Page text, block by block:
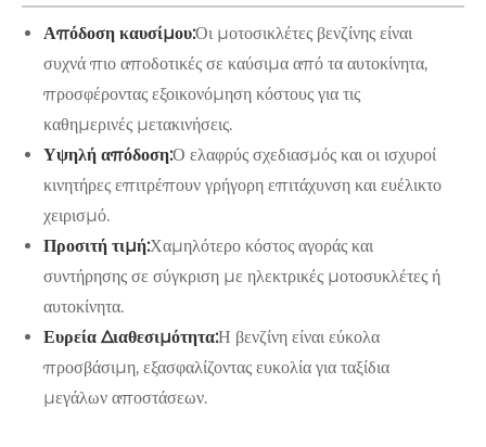
Απόδοση καυσίμου:Οι μοτοσικλέτες βενζίνης είναι
συχνά πιο αποδοτικές σε καύσιμα από τα αυτοκίνητα,
προσφέροντας εξοικονόμηση κόστους για τις
καθημερινές μετακινήσεις.
Υψηλή απόδοση:Ο ελαφρύς σχεδιασμός και οι ισχυροί
κινητήρες επιτρέπουν γρήγορη επιτάχυνση και ευέλικτο
χειρισμό.
Προσιτή τιμή:Χαμηλότερο κόστος αγοράς και
συντήρησης σε σύγκριση με ηλεκτρικές μοτοσυκλέτες ή
αυτοκίνητα.
Ευρεία Διαθεσιμότητα:Η βενζίνη είναι εύκολα
προσβάσιμη, εξασφαλίζοντας ευκολία για ταξίδια
μεγάλων αποστάσεων.